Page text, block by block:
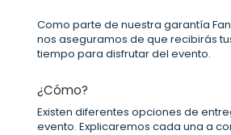
Como parte de nuestra garantía Fan
nos aseguramos de que recibirás
tiempo para disfrutar del evento.
¿Cómo?
Existen diferentes opciones de
evento. Explicaremos cada una a